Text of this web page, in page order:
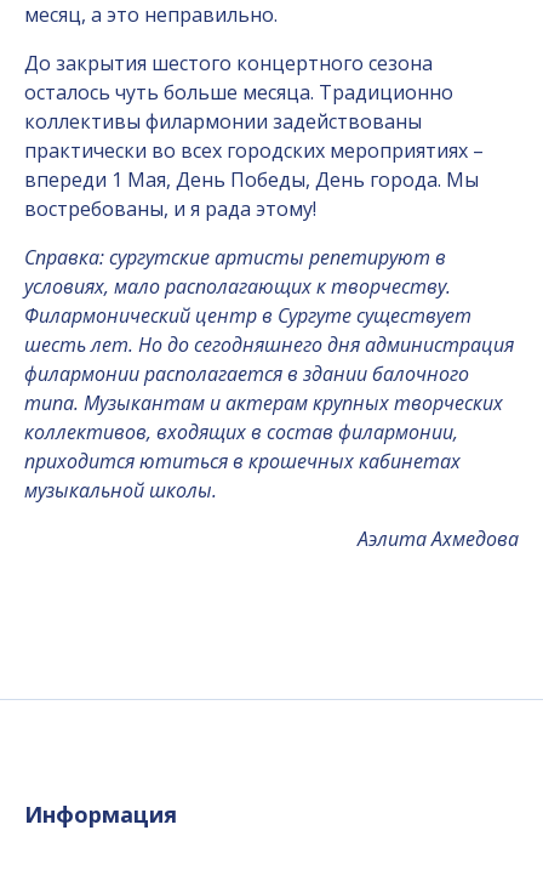
месяц, а это неправильно.
До закрытия шестого концертного сезона
осталось чуть больше месяца. Традиционно
коллективы филармонии задействованы
практически во всех городских мероприятиях –
впереди 1 Мая, День Победы, День города. Мы
востребованы, и я рада этому!
Справка: сургутские артисты репетируют в
условиях, мало располагающих к творчеству.
Филармонический центр в Сургуте существует
шесть лет. Но до сегодняшнего дня администрация
филармонии располагается в здании балочного
типа. Музыкантам и актерам крупных творческих
коллективов, входящих в состав филармонии,
приходится ютиться в крошечных кабинетах
музыкальной школы.
Аэлита Ахмедова
Информация